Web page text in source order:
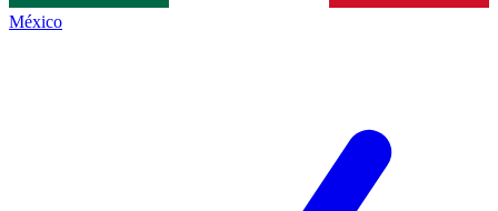
México